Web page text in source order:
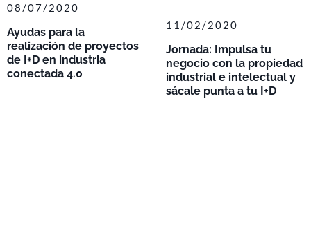
Ayudas para la
realización de proyectos
de I+D en industria
conectada 4.0
08/07/2020
Jornada: Impulsa tu
negocio con la propiedad
industrial e intelectual y
sácale punta a tu I+D
11/02/2020